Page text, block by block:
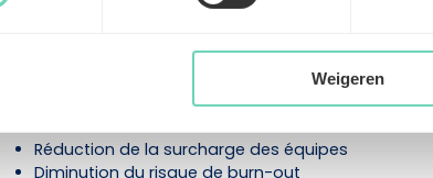
Weigeren
ce qui réduit considérablement la charge de travail.
plus sereinement et se concentrer sur la qualité des
Réduction de la surcharge des équipes
Diminution du risque de burn-out